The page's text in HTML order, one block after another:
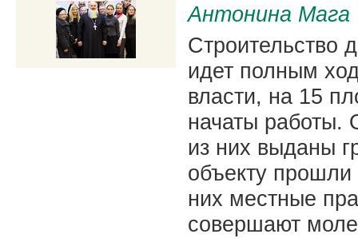
Антонина Мага
Строительство
идет полным
власти, на 15
начаты работы.
из них выданы
объекту
них местные
совершают